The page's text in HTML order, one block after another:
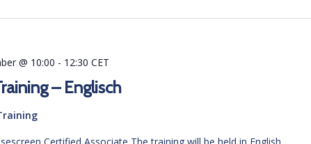
– Englisch
@ 10:00 - 12:30 CET